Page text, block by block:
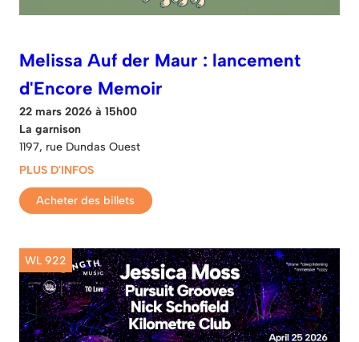
Melissa Auf der Maur : lancement
d'Encore Memoir
22 mars 2026 à 15h00
La garnison
1197, rue Dundas Ouest
PLUS D'INFOS
Acheter des billets
WL 922